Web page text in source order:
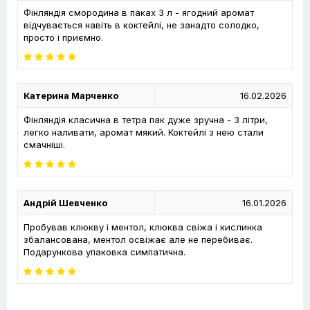
Фінляндія смородина в паках 3 л - ягодний аромат
відчувається навіть в коктейлі, не занадто солодко,
просто і приємно.
Катерина Марченко 16.02.2026
Фінляндія класична в тетра пак дуже зручна - 3 літри,
легко наливати, аромат мякий. Коктейлі з нею стали
смачніші.
Андрій Шевченко 16.01.2026
Пробував клюкву і ментол, клюква свіжа і кислинка
збалансована, ментол освіжає але не перебиває.
Подарункова упаковка симпатична.